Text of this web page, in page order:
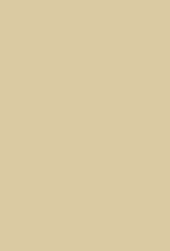
à cinq
double
matériaux